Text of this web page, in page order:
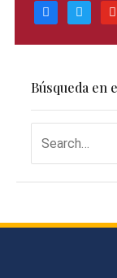
facebooktwitter
Búsqueda en